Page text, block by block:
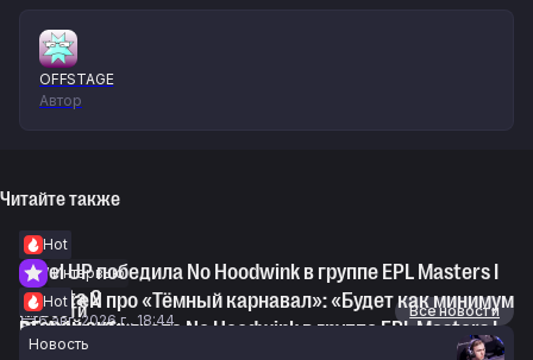
OFFSTAGE
Автор
Читайте также
Hot
Level UP победила No Hoodwink в группе EPL Masters I
по Dota 2
6 авг. 2026 г., 18:44
Интервью
syndereN про «Тёмный карнавал»: «Будет как минимум
второй акт»
6 авг. 2026 г., 17:44
Hot
RE Arise обыграла No Hoodwink в группе EPL Masters I
Новости
Все новости
Новость